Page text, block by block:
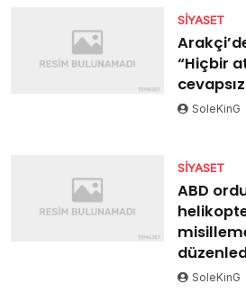
SIYASET
“Hiçbir
SoleKinG
SIYASET
ABD
SoleKinG